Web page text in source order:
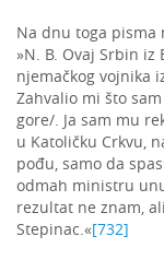
Na dnu toga pisma
»N. B. Ovaj Srbin
njemačkog vojnika
Zahvalio mi što
gore/. Ja sam mu
u Katoličku Crkvu,
pođu, samo da
odmah ministru
rezultat ne znam,
Stepinac.«[732]